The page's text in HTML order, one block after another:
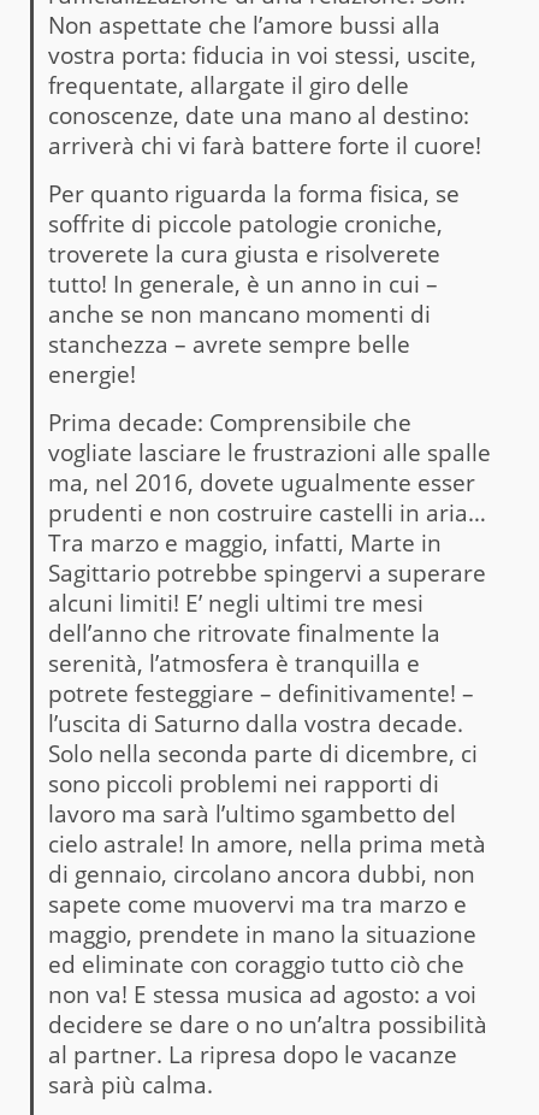
Non aspettate che l’amore bussi alla
vostra porta: fiducia in voi stessi, uscite,
frequentate, allargate il giro delle
conoscenze, date una mano al destino:
arriverà chi vi farà battere forte il cuore!
Per quanto riguarda la forma fisica, se
soffrite di piccole patologie croniche,
troverete la cura giusta e risolverete
tutto! In generale, è un anno in cui –
anche se non mancano momenti di
stanchezza – avrete sempre belle
energie!
Prima decade: Comprensibile che
vogliate lasciare le frustrazioni alle spalle
ma, nel 2016, dovete ugualmente esser
prudenti e non costruire castelli in aria…
Tra marzo e maggio, infatti, Marte in
Sagittario potrebbe spingervi a superare
alcuni limiti! E’ negli ultimi tre mesi
dell’anno che ritrovate finalmente la
serenità, l’atmosfera è tranquilla e
potrete festeggiare – definitivamente! –
l’uscita di Saturno dalla vostra decade.
Solo nella seconda parte di dicembre, ci
sono piccoli problemi nei rapporti di
lavoro ma sarà l’ultimo sgambetto del
cielo astrale! In amore, nella prima metà
di gennaio, circolano ancora dubbi, non
sapete come muovervi ma tra marzo e
maggio, prendete in mano la situazione
ed eliminate con coraggio tutto ciò che
non va! E stessa musica ad agosto: a voi
decidere se dare o no un’altra possibilità
al partner. La ripresa dopo le vacanze
sarà più calma.